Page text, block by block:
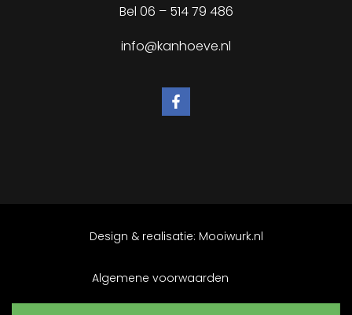
Bel 06 – 514 79 486
info@kanhoeve.nl
Design & realisatie: Mooiwurk.nl
Algemene voorwaarden